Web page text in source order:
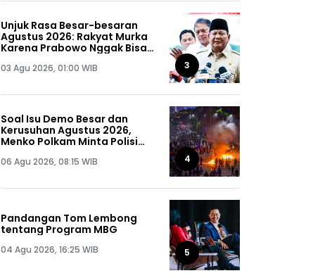
Unjuk Rasa Besar-besaran
Agustus 2026: Rakyat Murka
Karena Prabowo Nggak Bisa
03 Agu 2026, 01:00 WIB 3
Soal Isu Demo Besar dan
Kerusuhan Agustus 2026,
Menko Polkam Minta Polisi
Dapat, Siap-siap!
06 Agu 2026, 08:15 WIB 4
Pandangan Tom Lembong
tentang Program MBG
04 Agu 2026, 16:25 WIB 5